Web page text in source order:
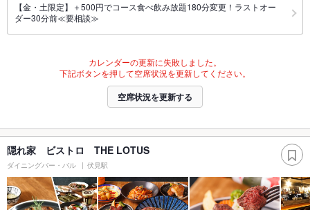
【金・土限定】＋500円でコース食べ飲み放題180分変更！ラストオー
ダー30分前≪要相談≫
カレンダーの更新に失敗しました。
下記ボタンを押して空席状況を更新してください。
空席状況を更新する
隠れ家 ビストロ THE LOTUS
ダイニングバー・バル 伏見駅